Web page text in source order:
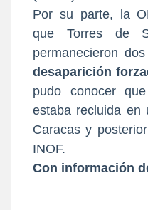
Por su parte, la
que Torres de
permanecieron
desaparición
pudo conocer
estaba recluida en
Caracas y
INOF.
Con información